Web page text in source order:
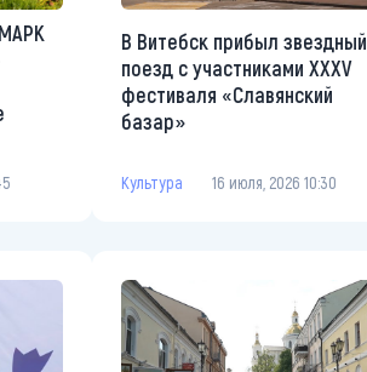
В Витебск прибыл звездный
поезд с участниками ХХХV
фестиваля «Славянский
базар»
Культура 16 июля, 2026 10:30